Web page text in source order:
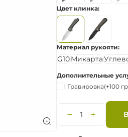
Цвет клинка
Материал рукояти
G10Микарта
Дополнительные
Гравировка(+100